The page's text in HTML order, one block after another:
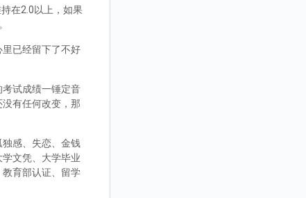
在2.0以上，如果
已经留下了不好
试成绩一锤定音
有任何改变，那
感、失恋、金钱
文凭、大学毕业
育部认证、留学